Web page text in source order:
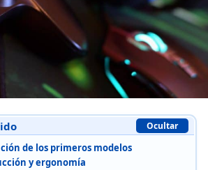
Ocultar
de los primeros modelos
y ergonomía